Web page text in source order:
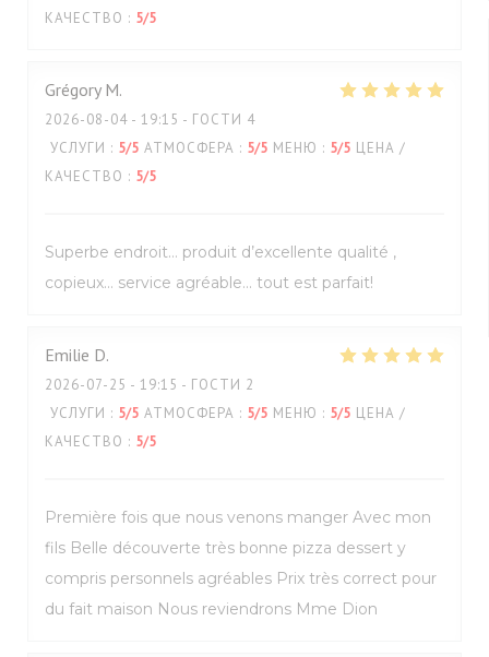
КАЧЕСТВО : 5/5
Grégory M
2026-08-04 - 19:15 - ГОСТИ 4
УСЛУГИ : 5/5 АТМОСФЕРА : 5/5 МЕНЮ : 5/5 ЦЕНА /
КАЧЕСТВО : 5/5
Superbe endroit… produit d’excellente qualité ,
copieux… service agréable… tout est parfait!
Emilie D
2026-07-25 - 19:15 - ГОСТИ 2
УСЛУГИ : 5/5 АТМОСФЕРА : 5/5 МЕНЮ : 5/5 ЦЕНА /
КАЧЕСТВО : 5/5
Première fois que nous venons manger Avec mon
fils Belle découverte très bonne pizza dessert y
compris personnels agréables Prix très correct pour
du fait maison Nous reviendrons Mme Dion